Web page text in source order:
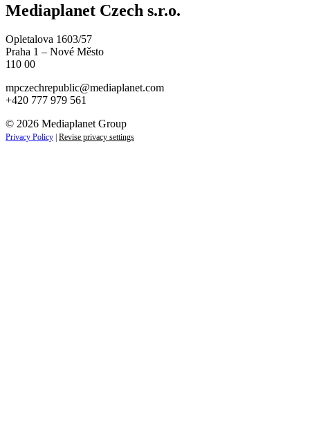
Mediaplanet Czech s.r.o.
Opletalova 1603/57
Praha 1 – Nové Město
110 00
mpczechrepublic@mediaplanet.com
+420 777 979 561
© 2026 Mediaplanet Group
Privacy Policy Revise privacy settings